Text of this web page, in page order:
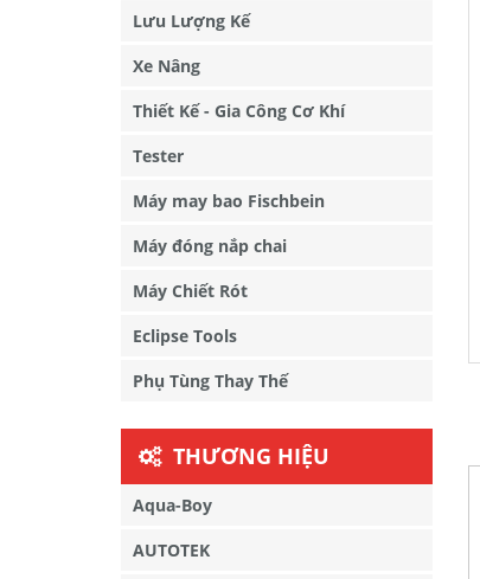
Lưu Lượng Kế
Xe Nâng
Thiết Kế - Gia Công Cơ Khí
Tester
Máy may bao Fischbein
Máy đóng nắp chai
Máy Chiết Rót
Eclipse Tools
Phụ Tùng Thay Thế
THƯƠNG HIỆU
Aqua-Boy
AUTOTEK